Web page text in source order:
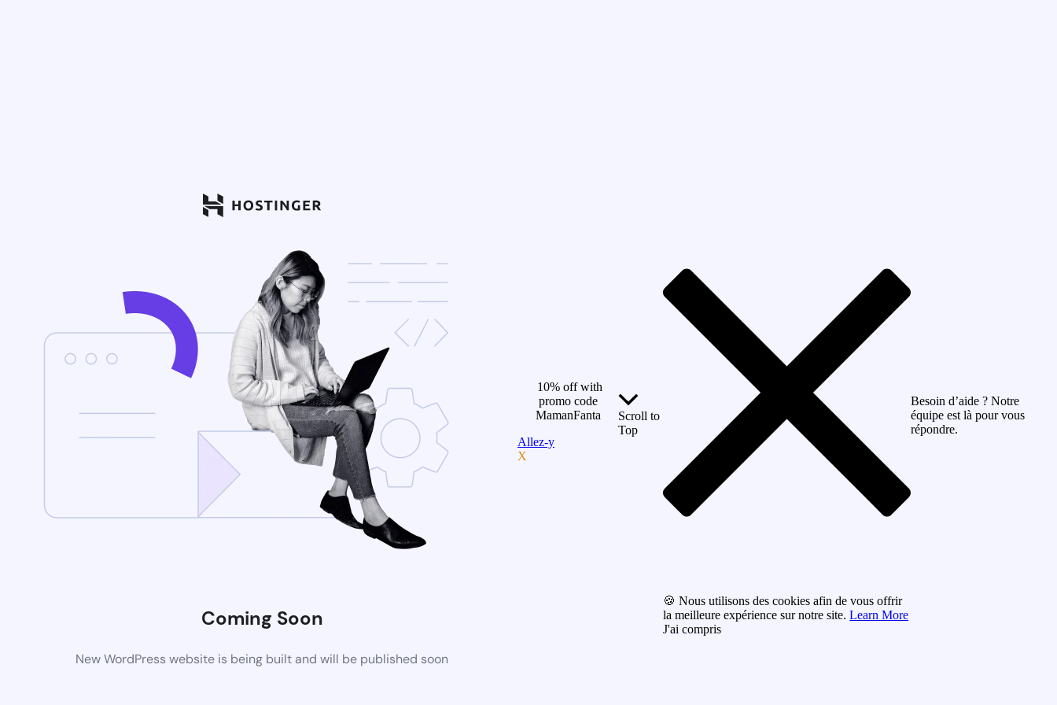
Coming Soon
New WordPress website is being built and will be published soon
10% off with
promo code
MamanFanta
Allez-y
X
Scroll to
Top
🍪 Nous utilisons des cookies afin de vous offrir
la meilleure expérience sur notre site.Learn More
J'ai compris
Besoin d’aide ? Notre
équipe est là pour vous
répondre.